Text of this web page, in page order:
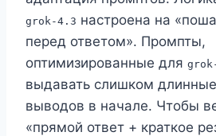
grok-4.3 настроена на
перед ответом». Промпты,
оптимизированные для
выдавать слишком
выводов в начале. Чтобы
«прямой ответ + краткое